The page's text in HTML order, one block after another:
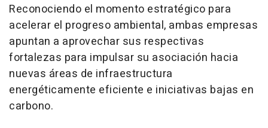
Reconociendo el momento estratégico para
acelerar el progreso ambiental, ambas empresas
apuntan a aprovechar sus respectivas
fortalezas para impulsar su asociación hacia
nuevas áreas de infraestructura
energéticamente eficiente e iniciativas bajas en
carbono.